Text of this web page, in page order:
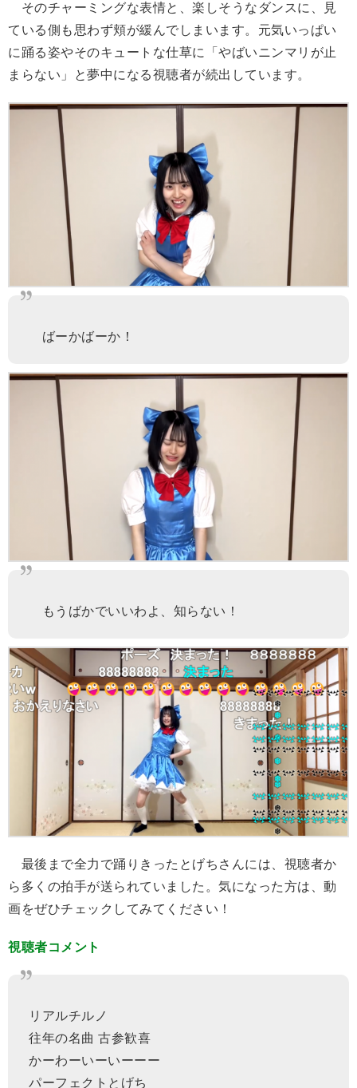
そのチャーミングな表情と、楽しそうなダンスに、見
ている側も思わず頬が緩んでしまいます。元気いっぱい
に踊る姿やそのキュートな仕草に「やばいニンマリが止
まらない」と夢中になる視聴者が続出しています。
ばーかばーか！
もうばかでいいわよ、知らない！
最後まで全力で踊りきったとげちさんには、視聴者か
ら多くの拍手が送られていました。気になった方は、動
画をぜひチェックしてみてください！
視聴者コメント
リアルチルノ
往年の名曲 古参歓喜
かーわーいーいーーー
パーフェクトとげち